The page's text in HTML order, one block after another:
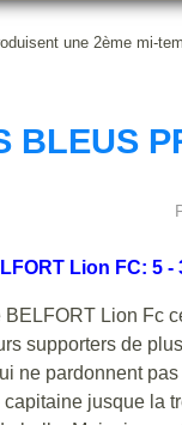
une 2ème mi-
BLEUS
Lion FC: 5 -
Lion Fc
supporters de
ne pardonnent
jusque